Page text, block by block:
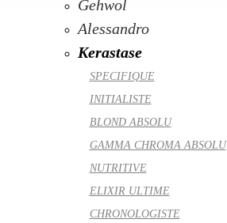
Gehwol
Alessandro
Kerastase
SPECIFIQUE
INITIALISTE
BLOND ABSOLU
GAMMA CHROMA ABSOLU
NUTRITIVE
ELIXIR ULTIME
CHRONOLOGISTE